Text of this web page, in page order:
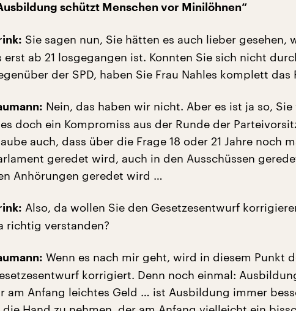
schützt Menschen vor Minilöhnen“
Sie sagen nun, Sie hätten es auch lieber gesehen,
erst ab 21 losgegangen ist. Konnten Sie sich nicht
der SPD, haben Sie Frau Nahles komplett das
Nein, das haben wir nicht. Aber es ist ja so, Sie
doch ein Kompromiss aus der Runde der
auch, dass über die Frage 18 oder 21 Jahre noch
geredet wird, auch in den Ausschüssen
Anhörungen geredet wird …
Also, da wollen Sie den Gesetzesentwurf
richtig verstanden?
Wenn es nach mir geht, wird in diesem Punkt
korrigiert. Denn noch einmal:
am Anfang leichtes Geld … ist Ausbildung immer